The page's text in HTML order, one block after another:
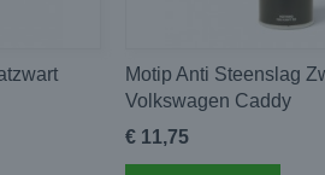
Motip Anti Steenslag
Volkswagen Caddy
€ 11,75